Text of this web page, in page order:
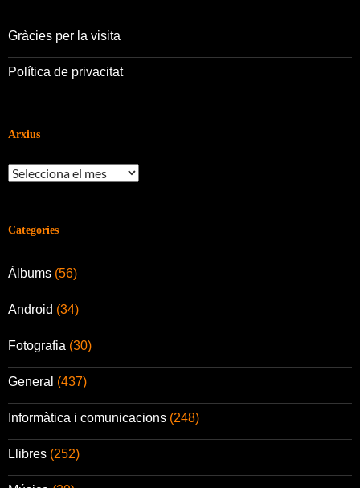
Gràcies per la visita
Política de privacitat
Arxius
Arxius
Categories
Àlbums (56)
Android (34)
Fotografia (30)
General (437)
Informàtica i comunicacions (248)
Llibres (252)